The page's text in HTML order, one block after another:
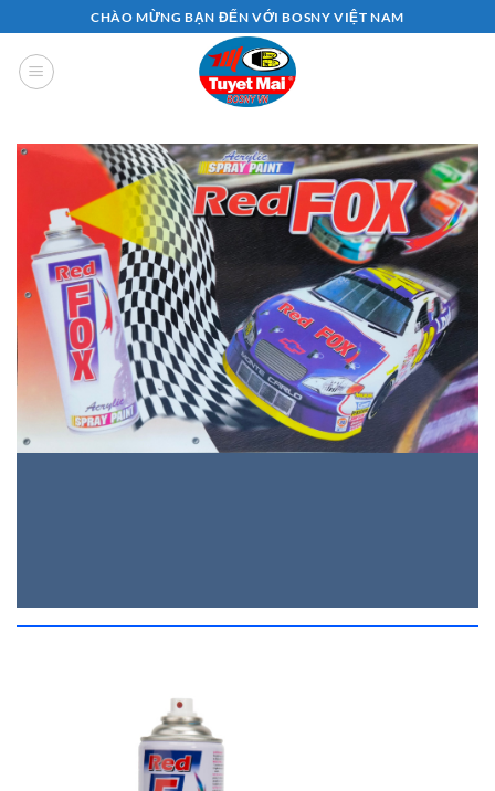
qua
nội
dung
CHÀO MỪNG BẠN ĐẾN VỚI BOSNY VIỆT NAM